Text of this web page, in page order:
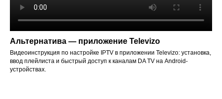
Альтернатива — приложение Televizo
Видеоинструкция по настройке IPTV в приложении Televizo: установка,
ввод плейлиста и быстрый доступ к каналам DA TV на Android-
устройствах.